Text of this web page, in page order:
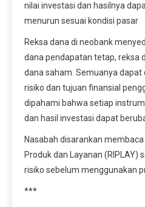
nilai investasi dan hasilnya
menurun sesuai kondisi pasar
Reksa dana di neobank
dana pendapatan tetap, reksa
dana saham. Semuanya dapat
risiko dan tujuan finansial
dipahami bahwa setiap
dan hasil investasi dapat
Nasabah disarankan
Produk dan Layanan (RIPLAY)
risiko sebelum menggunakan
***